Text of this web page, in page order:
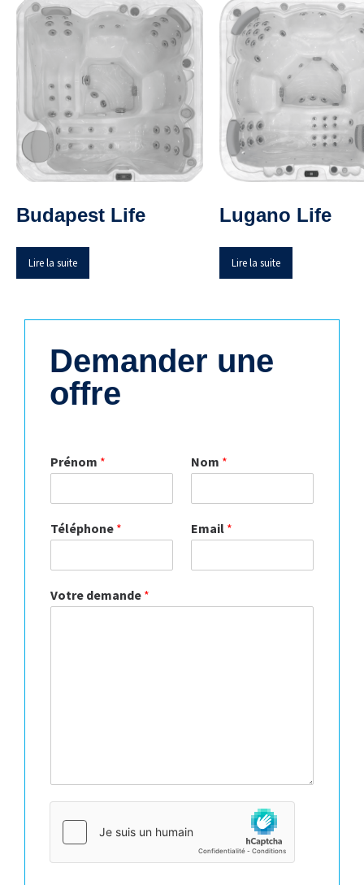
Budapest Life
Lire la suite
Lugano Life
Lire la suite
Demander une
offre
Prénom * Nom *
Téléphone * Email *
Votre demande *